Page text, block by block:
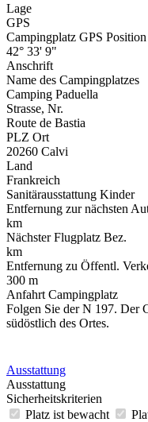
Lage
GPS
Campingplatz GPS Position
42° 33' 9"
Anschrift
Name des Campingplatzes
Camping Paduella
Strasse, Nr.
Route de Bastia
PLZ Ort
20260 Calvi
Land
Frankreich
Sanitärausstattung Kinder
Entfernung zur nächsten
km
Nächster Flugplatz Bez.
km
Entfernung zu Öffentl.
300 m
Anfahrt Campingplatz
Folgen Sie der N 197. Der
südöstlich des Ortes.
Ausstattung
Ausstattung
Sicherheitskriterien
Platz ist bewacht